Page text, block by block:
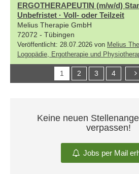
ERGOTHERAPEUTIN (m/w/d)
Unbefristet · Voll- oder Teilzeit
Melius Therapie GmbH
72072 - Tübingen
Veröffentlicht: 28.07.2026 von Melius
Logopädie, Ergotherapie und
1 2 3 4
Keine neuen
verpassen!
Jobs per Mail